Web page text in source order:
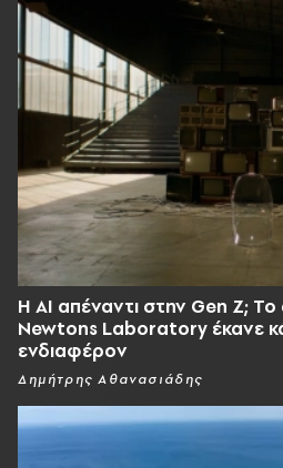
Η AI απέναντι στην Gen Z;
Newtons Laboratory έκανε
ενδιαφέρον
Δημήτρης Αθανασιάδης